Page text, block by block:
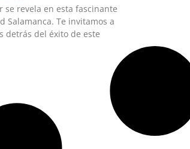
se revela en esta fascinante
Salamanca. Te invitamos a
detrás del éxito de este